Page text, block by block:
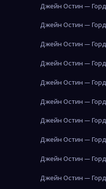
Джейн Остин —
Джейн Остин —
Джейн Остин —
Джейн Остин —
Джейн Остин —
Джейн Остин —
Джейн Остин —
Джейн Остин —
Джейн Остин —
Джейн Остин —